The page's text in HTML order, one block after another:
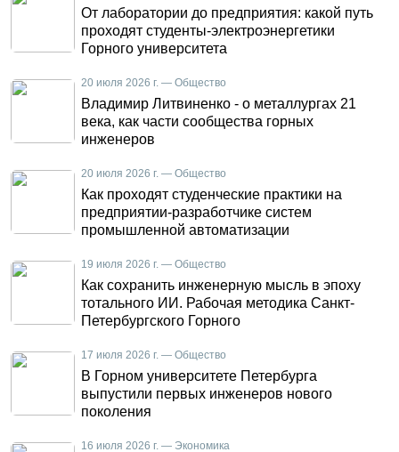
От лаборатории до предприятия: какой путь
проходят студенты-электроэнергетики
Горного университета
20 июля 2026 г. — Общество
Владимир Литвиненко - о металлургах 21
века, как части сообщества горных
инженеров
20 июля 2026 г. — Общество
Как проходят студенческие практики на
предприятии-разработчике систем
промышленной автоматизации
19 июля 2026 г. — Общество
Как сохранить инженерную мысль в эпоху
тотального ИИ. Рабочая методика Санкт-
Петербургского Горного
17 июля 2026 г. — Общество
В Горном университете Петербурга
выпустили первых инженеров нового
поколения
16 июля 2026 г. — Экономика